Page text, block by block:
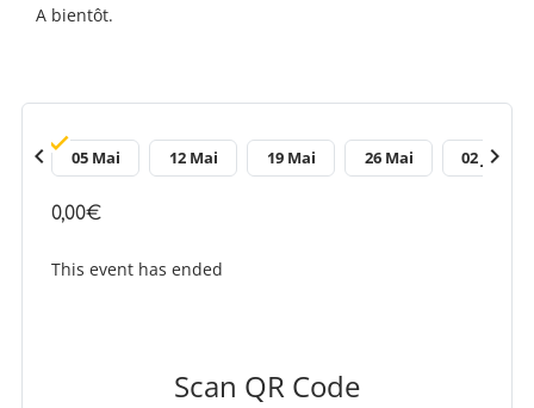
A bientôt.
05 Mai 12 Mai 19 Mai 26 Mai 02 Juin
chevron_left chevron_right
0,00€
This event has ended
Scan QR Code